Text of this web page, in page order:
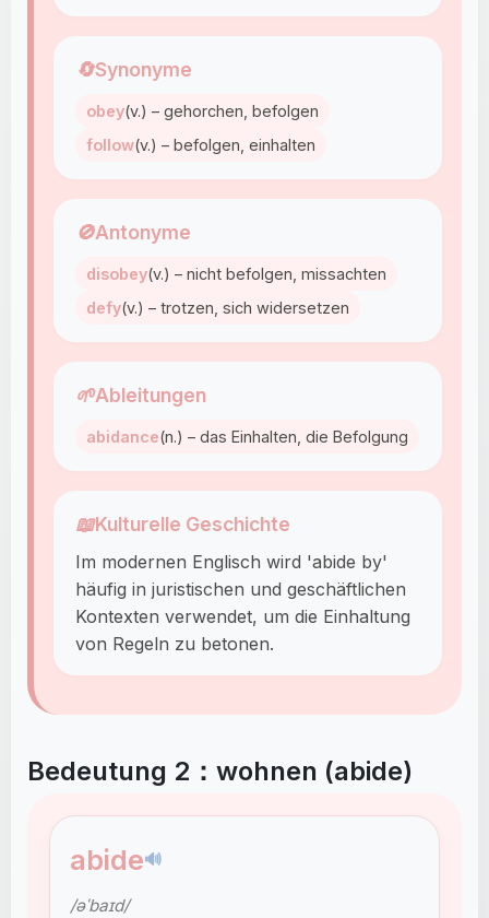
🔄Synonyme
obey(v.) – gehorchen, befolgen
follow(v.) – befolgen, einhalten
🚫Antonyme
disobey(v.) – nicht befolgen, missachten
defy(v.) – trotzen, sich widersetzen
🌱Ableitungen
abidance(n.) – das Einhalten, die Befolgung
📖Kulturelle Geschichte
Im modernen Englisch wird 'abide by'
häufig in juristischen und geschäftlichen
Kontexten verwendet, um die Einhaltung
von Regeln zu betonen.
Bedeutung 2：wohnen (abide)
abide🔊
/əˈbaɪd/